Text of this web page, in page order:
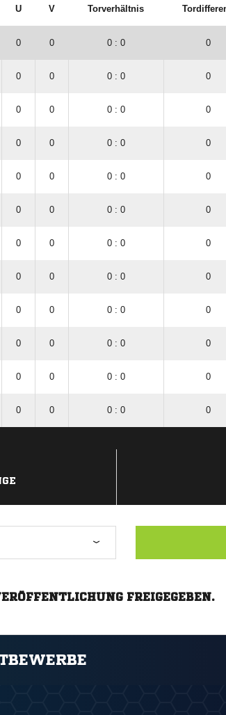
U V Torverhältnis
0 0 0 : 0 0
0 0 0 : 0 0
0 0 0 : 0 0
0 0 0 : 0 0
0 0 0 : 0 0
0 0 0 : 0 0
0 0 0 : 0 0
0 0 0 : 0 0
0 0 0 : 0 0
0 0 0 : 0 0
0 0 0 : 0 0
0 0 0 : 0 0
FREIGEGEBEN.